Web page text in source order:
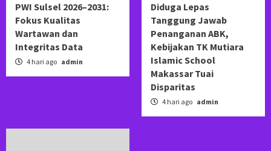
PWI Sulsel 2026–2031:
Fokus Kualitas
Wartawan dan
Integritas Data
4 hari ago admin
Diduga Lepas
Tanggung Jawab
Penanganan ABK,
Kebijakan TK Mutiara
Islamic School
Makassar Tuai
Disparitas
4 hari ago admin